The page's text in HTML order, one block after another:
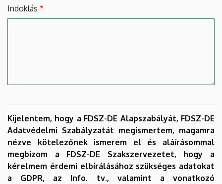
Indoklás
Kijelentem, hogy a FDSZ-DE Alapszabályát, FDSZ-DE
Adatvédelmi Szabályzatát megismertem, magamra
nézve kötelezőnek ismerem el és aláírásommal
megbízom a FDSZ-DE Szakszervezetet, hogy a
kérelmem érdemi elbírálásához szükséges adatokat
a GDPR, az Info. tv., valamint a vonatkozó